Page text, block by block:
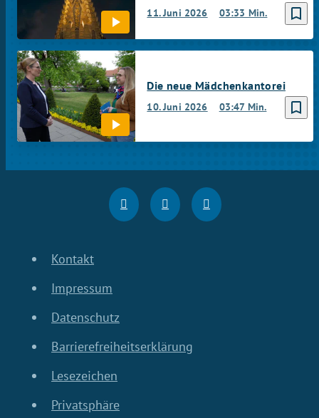
bookmark_border
11. Juni 2026 03:33 Min.
bookmark_border
10. Juni 2026 03:47 Min.
Die neue Mädchenkantorei
Kontakt
Impressum
Datenschutz
Barrierefreiheitserklärung
Lesezeichen
Privatsphäre